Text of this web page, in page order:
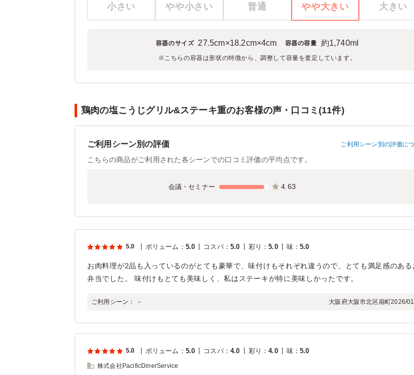
小さい やや小さい 普通 やや大きい 大きい
容器のサイズ 27.5cm×18.2cm×4cm 容器の容量 約1,740ml
※こちらの容器は形状の特徴から、調整して容量を査定しています。
鶏肉の塩こうじグリル&ステーキ重のお客様の声・口コミ(11件)
ご利用シーン別の評価 ご利用シーン別の評価に
こちらの商品がご利用された各シーンでの口コミ評価の平均点です。
会議・セミナー 4.63
5.0 ボリューム ： 5.0 コスパ： 5.0 彩り ：5.0 味：5.0
お肉料理が2品も入っているのがとても豪華で、味付けもそれぞれ違うので、とても満足感のある
弁当でした。 味付けもとても美味しく、私はステーキが特に美味しかったです。
ご利用シーン： － 大阪府大阪市北区扇町2026/
5.0 ボリューム ： 5.0 コスパ： 4.0 彩り ：4.0 味：5.0
株式会社PacificDinerService